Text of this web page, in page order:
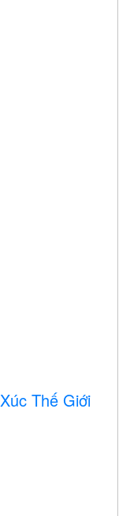
Thế Giới